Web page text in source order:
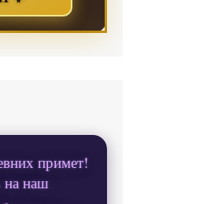
примет!
на наш